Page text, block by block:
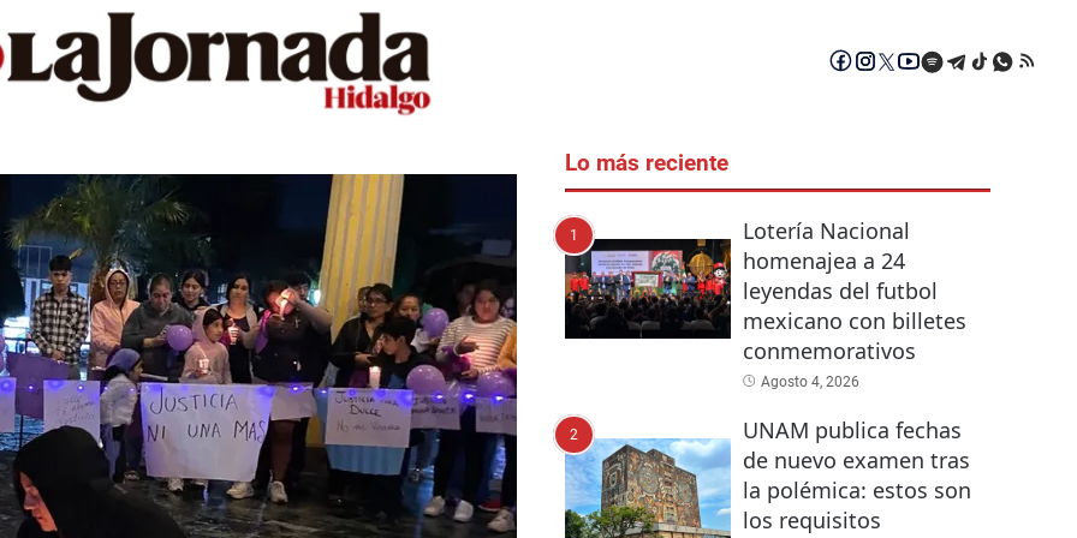
Lo más reciente
1
Lotería Nacional
homenajea a 24
leyendas del futbol
mexicano con billetes
conmemorativos
Agosto 4, 2026
2
UNAM publica fechas
de nuevo examen tras
la polémica: estos son
los requisitos